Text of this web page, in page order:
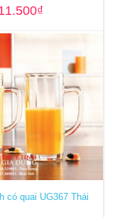
₫
có quai UG367 Thái